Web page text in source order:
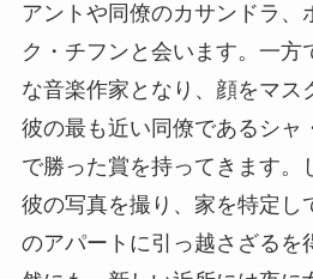
アントや同僚のカサンドラ、
ク・チフンと会います。一方
な音楽作家となり、顔をマス
彼の最も近い同僚であるシャ
で勝った賞を持ってきます。
彼の写真を撮り、家を特定し
のアパートに引っ越さざるを